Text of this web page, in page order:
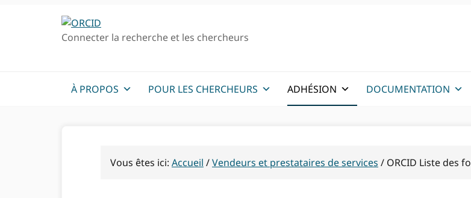
Connecter la recherche et les chercheurs
À PROPOS POUR LES CHERCHEURS ADHÉSION DOCUMENTATION
Vous êtes ici: Accueil /Vendeurs et prestataires de services / ORCID Liste des